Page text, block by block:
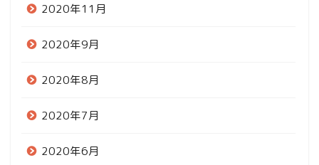
2020年11月
2020年9月
2020年8月
2020年7月
2020年6月